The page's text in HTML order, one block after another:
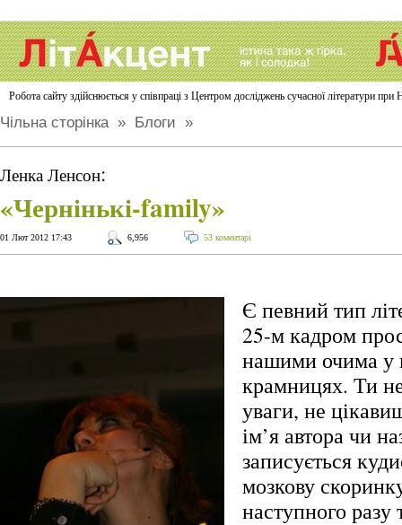
Робота сайту здійснюється у співпраці з Центром досліджень сучасної літератури
Чільна сторінка» Блоги »
Ленка Ленсон:
«Чернінькі-family»
01 Лют 2012 17:43 6,956 53 коментарі
Є певний тип
25-м кадром
нашими очима у
крамницях. Ти
уваги, не
ім’я автора чи
записується
мозкову
наступного разу